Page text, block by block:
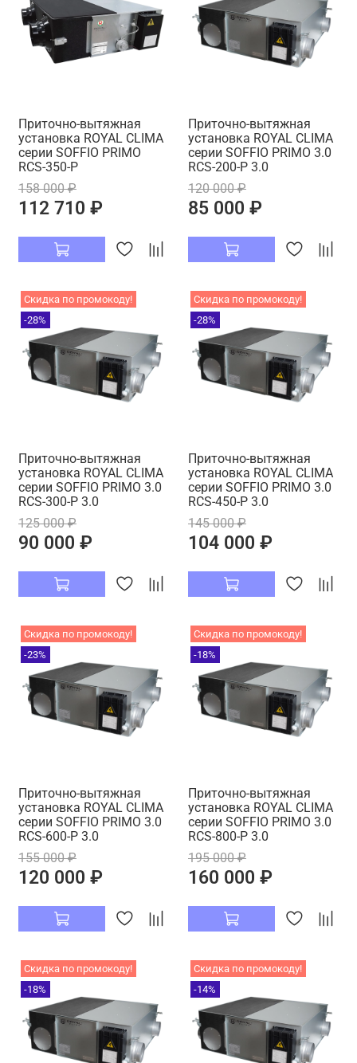
Приточно-вытяжная
установка ROYAL CLIMA
серии SOFFIO PRIMO
RCS-350-P
158 000 ₽
112 710 ₽
Приточно-вытяжная
установка ROYAL CLIMA
серии SOFFIO PRIMO 3.0
RCS-200-P 3.0
120 000 ₽
85 000 ₽
Скидка по промокоду!
-28%
Приточно-вытяжная
установка ROYAL CLIMA
серии SOFFIO PRIMO 3.0
RCS-300-P 3.0
125 000 ₽
90 000 ₽
Скидка по промокоду!
-28%
Приточно-вытяжная
установка ROYAL CLIMA
серии SOFFIO PRIMO 3.0
RCS-450-P 3.0
145 000 ₽
104 000 ₽
Скидка по промокоду!
-23%
Приточно-вытяжная
установка ROYAL CLIMA
серии SOFFIO PRIMO 3.0
RCS-600-P 3.0
155 000 ₽
120 000 ₽
Скидка по промокоду!
-18%
Приточно-вытяжная
установка ROYAL CLIMA
серии SOFFIO PRIMO 3.0
RCS-800-P 3.0
195 000 ₽
160 000 ₽
Скидка по промокоду!
-18%
Скидка по промокоду!
-14%